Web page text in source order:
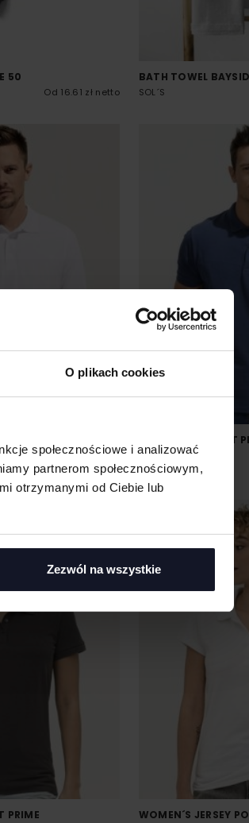
O plikach cookies
społecznościowe i analizować
partnerom społecznościowym,
otrzymanymi od Ciebie lub
Zezwól na wszystkie
50
Od 16.61 zł netto
BATH TOWEL
SOL´S
Od 30.62 zł netto
MEN´S POLO SHIRT
SOL´S
PRIME WOMEN´S JERSEY